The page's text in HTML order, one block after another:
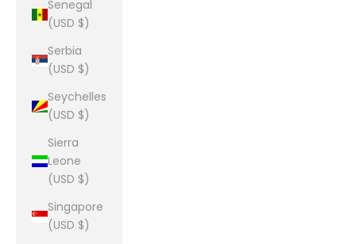
Senegal
(USD $)
Serbia
(USD $)
Seychelles
(USD $)
Sierra
Leone
(USD $)
Singapore
(USD $)